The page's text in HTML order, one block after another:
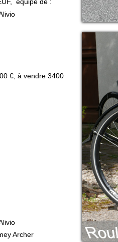
€, à vendre 3400
Archer